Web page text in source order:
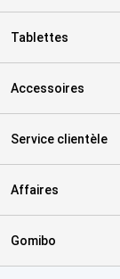
Tablettes
Accessoires
Service clientèle
Affaires
Gomibo